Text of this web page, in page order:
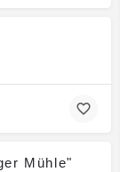
Mühle"